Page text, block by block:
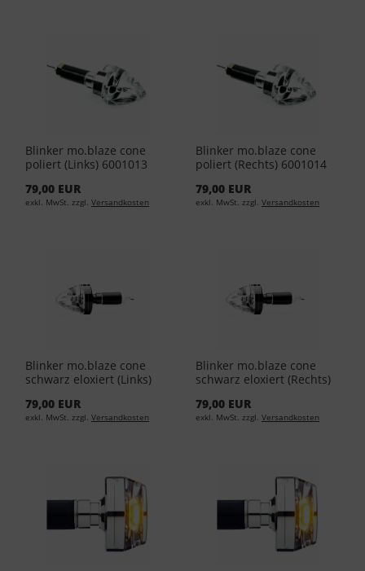
Blinker mo.blaze cone
poliert (Links) 6001013
79,00 EUR
exkl. MwSt. zzgl. Versandkosten
Blinker mo.blaze cone
poliert (Rechts) 6001014
79,00 EUR
exkl. MwSt. zzgl. Versandkosten
Blinker mo.blaze cone
schwarz eloxiert (Links)
79,00 EUR
exkl. MwSt. zzgl. Versandkosten
Blinker mo.blaze cone
schwarz eloxiert (Rechts)
79,00 EUR
exkl. MwSt. zzgl. Versandkosten